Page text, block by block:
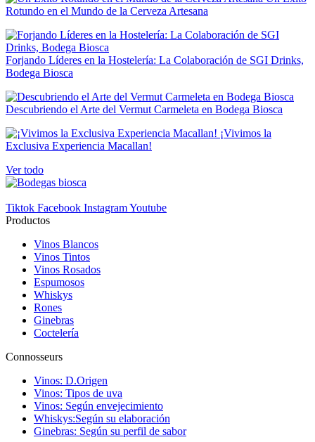
Rotundo en el Mundo de la Cerveza Artesana
Forjando Líderes en la Hostelería: La Colaboración de SGI Drinks,
Bodega Biosca
Descubriendo el Arte del Vermut Carmeleta en Bodega Biosca
¡Vivimos la
Exclusiva Experiencia Macallan!
Ver todo
Tiktok Facebook InstagramYoutube
Productos
Vinos Blancos
Vinos Tintos
Vinos Rosados
Espumosos
Whiskys
Rones
Ginebras
Coctelería
Connosseurs
Vinos: D.Origen
Vinos: Tipos de uva
Vinos: Según envejecimiento
Whiskys:Según su elaboración
Ginebras: Según su perfil de sabor